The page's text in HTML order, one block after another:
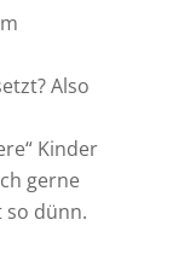
Also
Kinder
gerne
so dünn.